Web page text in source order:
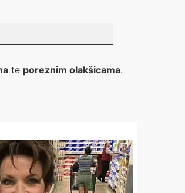
te poreznim olakšicama.